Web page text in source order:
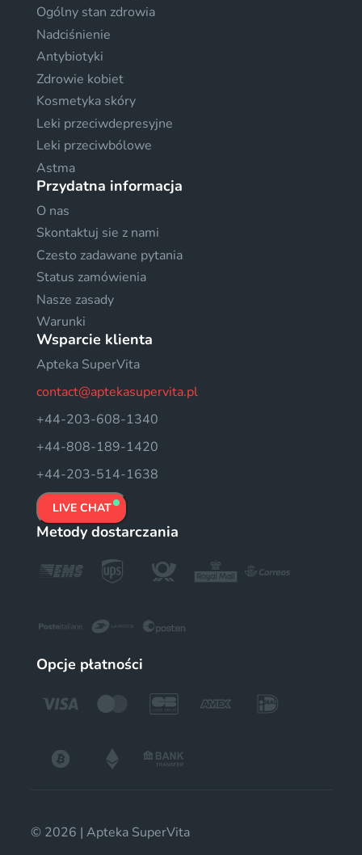
Ogólny stan zdrowia
Nadciśnienie
Antybiotyki
Zdrowie kobiet
Kosmetyka skóry
Leki przeciwdepresyjne
Leki przeciwbólowe
Astma
Przydatna informacja
O nas
Skontaktuj sie z nami
Czesto zadawane pytania
Status zamówienia
Nasze zasady
Warunki
Wsparcie klienta
Apteka SuperVita
contact@aptekasupervita.pl
+44-203-608-1340
+44-808-189-1420
+44-203-514-1638
LIVE CHAT
Metody dostarczania
Opcje płatności
© 2026 | Apteka SuperVita